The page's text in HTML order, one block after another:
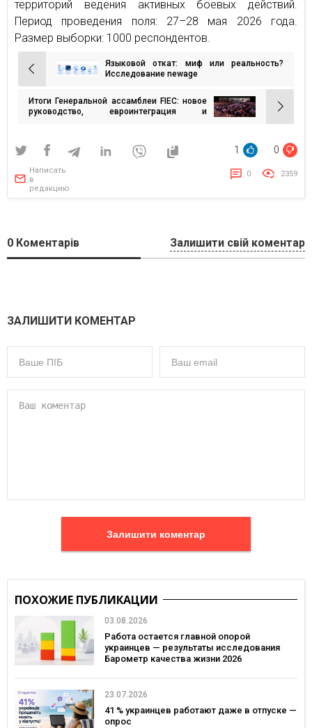
территорий ведения активных боевых действий.
Период проведения поля: 27–28 мая 2026 года.
Размер выборки: 1000 респондентов.
Навигация
по
записям
Языковой откат: миф или реальность?
Исследование newage
Итоги Генеральной ассамблеи FIEC: новое
руководство, евроинтеграция и
1 0
Написать
в
редакцию
0 2359
0 Коментарів Залишити свій коментар
ЗАЛИШИТИ КОМЕНТАР
Залишити коментар
ПОХОЖИЕ ПУБЛИКАЦИИ
03.08.2026
Работа остается главной опорой
украинцев — результаты исследования
Барометр качества жизни 2026
23.07.2026
41 % украинцев работают даже в отпуске —
опрос